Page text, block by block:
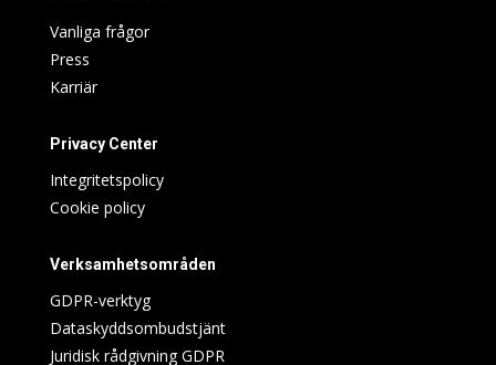
Vanliga frågor
Press
Karriär
Privacy Center
Integritetspolicy
Cookie policy
Verksamhetsområden
GDPR-verktyg
Dataskyddsombudstjänt
Juridisk rådgivning GDPR